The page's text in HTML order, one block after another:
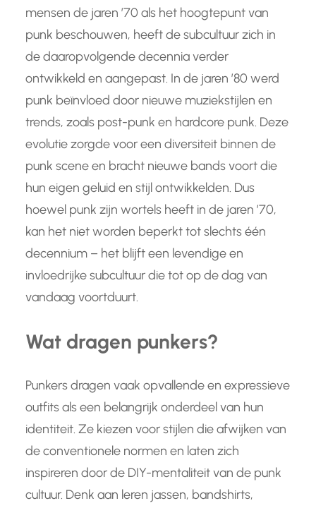
mensen de jaren ’70 als het hoogtepunt van
punk beschouwen, heeft de subcultuur zich in
de daaropvolgende decennia verder
ontwikkeld en aangepast. In de jaren ’80 werd
punk beïnvloed door nieuwe muziekstijlen en
trends, zoals post-punk en hardcore punk. Deze
evolutie zorgde voor een diversiteit binnen de
punk scene en bracht nieuwe bands voort die
hun eigen geluid en stijl ontwikkelden. Dus
hoewel punk zijn wortels heeft in de jaren ’70,
kan het niet worden beperkt tot slechts één
decennium – het blijft een levendige en
invloedrijke subcultuur die tot op de dag van
vandaag voortduurt.
Wat dragen punkers?
Punkers dragen vaak opvallende en expressieve
outfits als een belangrijk onderdeel van hun
identiteit. Ze kiezen voor stijlen die afwijken van
de conventionele normen en laten zich
inspireren door de DIY-mentaliteit van de punk
cultuur. Denk aan leren jassen, bandshirts,